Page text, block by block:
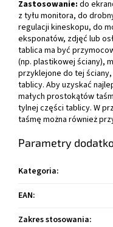
Zastosowanie: do
z tyłu monitora, do
regulacji kineskopu, do
eksponatów, zdjęć lub
tablica ma być
(np. plastikowej ściany),
przyklejone do tej
tablicy. Aby uzyskać
małych prostokątów
tylnej części tablicy. W
taśmę można również
Parametry
Kategoria:
EAN:
Zakres stosowania: